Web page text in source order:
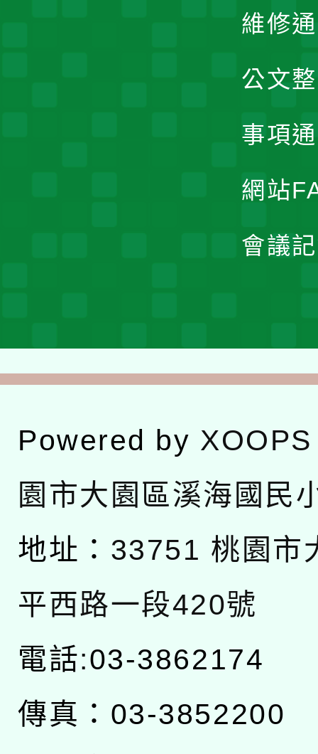
維修
公文
事項
網站
會議
Powered by XOOPS
園市大園區溪海國民
地址： 33751 桃園市
平西路一段420號
電話:03-3862174
傳真：03-3852200